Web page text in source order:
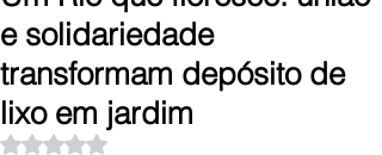
e solidariedade
transformam depósito de
lixo em jardim
Avaliado com NaN de 5 estrelas.